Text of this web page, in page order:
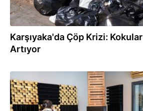
Karşıyaka'da Çöp Krizi:
Artıyor
17.01.2025